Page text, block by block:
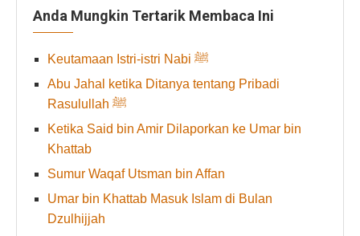
Anda Mungkin Tertarik Membaca Ini
Keutamaan Istri-istri Nabi ﷺ
Abu Jahal ketika Ditanya tentang Pribadi
Rasulullah ﷺ
Ketika Said bin Amir Dilaporkan ke Umar bin
Khattab
Sumur Waqaf Utsman bin Affan
Umar bin Khattab Masuk Islam di Bulan
Dzulhijjah